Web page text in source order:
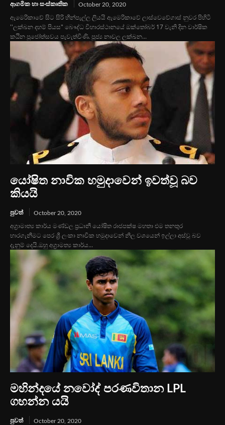
ආගමික හා සංස්කෘතික October 20, 2020
ඇමෙරිකාවේ සිට සිරි හීන්පැල්ල ලියයි ඇමෙරිකාවේ ලාස්වෙවේගාස් නුවර පිහිටි
''ලක්ඛන දහම් පියස" බෞද්ධ විහාරස්ථානයේ ඔක්තෝබර් 17 වැනි දින වාර්ෂික
කඨින පූජෝත්සවය පැවැත්විණි. පූජ්‍ය නාවල ලක්ඛන...
යෝෂිත නාවික හමුදාවෙන් ඉවත්වූ බව
කියයි
පුවත් October 20, 2020
අග්‍රාමාත්‍ය කාර්ය මණ්ඩල ප්‍රධානී යෝෂිත රාජපක්ෂ මහතා එම තනතුර
භාරගැනීමට පෙර ශ්‍රී ලංකා නාවික හමුදාවෙන් නිල වශයෙන් ඉල්ලා අස්වූ බව
දැනුම් දෙයි.ඔහු අග්‍රාමත්‍ය කාර්ය...
මහින්දයේ නවෝද් පරණවිතාන LPL
ගහන්න යයි
පුවත් October 20, 2020